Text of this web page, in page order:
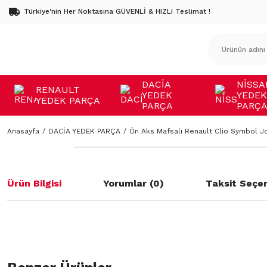
Türkiye'nin Her Noktasına GÜVENLİ & HIZLI Teslimat !
RENAULT
YEDEK PARÇA
DACİA
YEDEK
PARÇA
YEDEK
PARÇA
Anasayfa DACİA YEDEK PARÇA Ön Aks Mafsalı Renault Clio Symbol
Ürün Bilgisi Yorumlar (0) Taksit
öneri formunu kullanarak tarafımıza iletebilirsiniz.